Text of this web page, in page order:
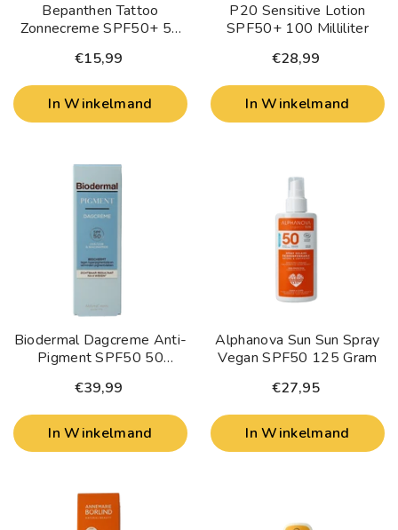
Bepanthen Tattoo
Zonnecreme SPF50+ 50
€15,99
In Winkelmand
P20 Sensitive Lotion
SPF50+ 100 Milliliter
€28,99
In Winkelmand
Biodermal Dagcreme Anti-
Pigment SPF50 50
€39,99
In Winkelmand
Alphanova Sun Sun Spray
Vegan SPF50 125 Gram
€27,95
In Winkelmand